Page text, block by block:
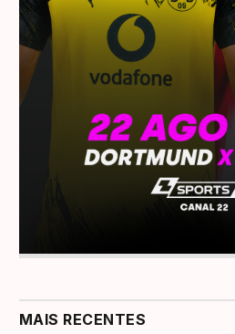
MAIS RECENTES